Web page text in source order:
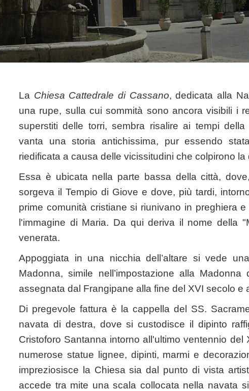
La Chiesa Cattedrale di Cassano, dedicata alla
una rupe, sulla cui sommità sono ancora visibili i
superstiti delle torri, sembra risalire ai tempi
vanta una storia antichissima, pur essendo
riedificata a causa delle vicissitudini che colpirono la
Essa è ubicata nella parte bassa della città,
sorgeva il Tempio di Giove e dove, più tardi,
prime comunità cristiane si riunivano in preghiera
l'immagine di Maria. Da qui deriva il nome della
venerata.
Appoggiata in una nicchia dell’altare si vede
Madonna, simile nell’impostazione alla
assegnata dal Frangipane alla fine del XVI secolo e
Di pregevole fattura è la cappella del SS.
navata di destra, dove si custodisce il dipinto
Cristoforo Santanna intorno all'ultimo ventennio del
numerose statue lignee, dipinti, marmi e
impreziosisce la Chiesa sia dal punto di vista
accede tra mite una scala collocata nella navata